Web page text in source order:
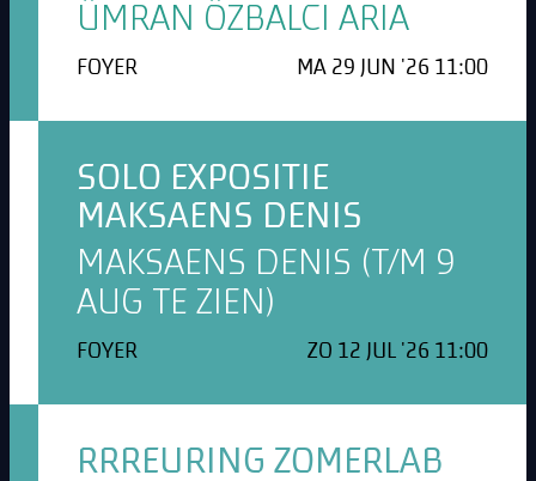
ÜMRAN ÖZBALCI ARIA
FOYER MA 29 JUN '26 11:00
SOLO EXPOSITIE
MAKSAENS DENIS
MAKSAENS DENIS (T/M 9
AUG TE ZIEN)
FOYER ZO 12 JUL '26 11:00
RRREURING ZOMERLAB